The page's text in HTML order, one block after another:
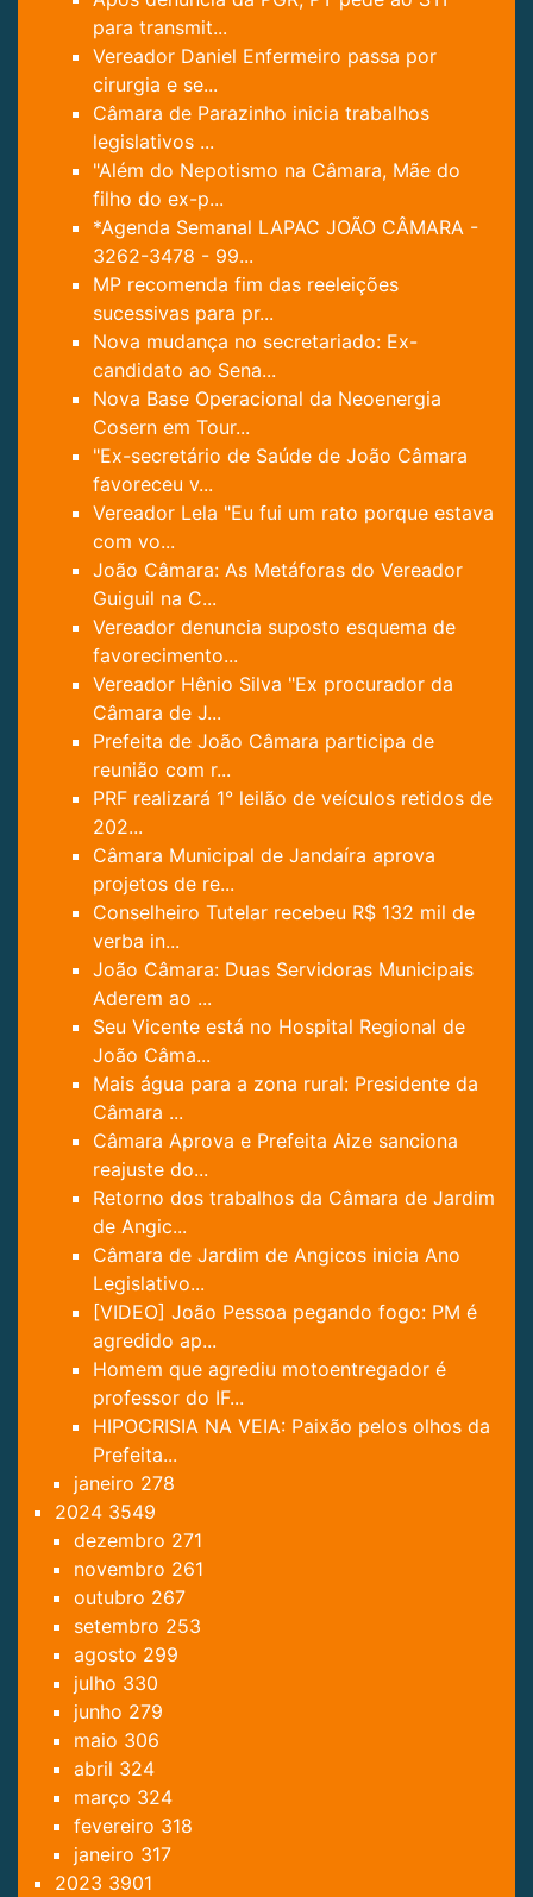
para transmit...
Vereador Daniel Enfermeiro passa por
cirurgia e se...
Câmara de Parazinho inicia trabalhos
legislativos ...
"Além do Nepotismo na Câmara, Mãe do
filho do ex-p...
*Agenda Semanal LAPAC JOÃO CÂMARA -
3262-3478 - 99...
MP recomenda fim das reeleições
sucessivas para pr...
Nova mudança no secretariado: Ex-
candidato ao Sena...
Nova Base Operacional da Neoenergia
Cosern em Tour...
"Ex-secretário de Saúde de João Câmara
favoreceu v...
Vereador Lela "Eu fui um rato porque estava
com vo...
João Câmara: As Metáforas do Vereador
Guiguil na C...
Vereador denuncia suposto esquema de
favorecimento...
Vereador Hênio Silva "Ex procurador da
Câmara de J...
Prefeita de João Câmara participa de
reunião com r...
PRF realizará 1° leilão de veículos retidos de
202...
Câmara Municipal de Jandaíra aprova
projetos de re...
Conselheiro Tutelar recebeu R$ 132 mil de
verba in...
João Câmara: Duas Servidoras Municipais
Aderem ao ...
Seu Vicente está no Hospital Regional de
João Câma...
Mais água para a zona rural: Presidente da
Câmara ...
Câmara Aprova e Prefeita Aize sanciona
reajuste do...
Retorno dos trabalhos da Câmara de Jardim
de Angic...
Câmara de Jardim de Angicos inicia Ano
Legislativo...
[VIDEO] João Pessoa pegando fogo: PM é
agredido ap...
Homem que agrediu motoentregador é
professor do IF...
HIPOCRISIA NA VEIA: Paixão pelos olhos da
Prefeita...
janeiro 278
2024 3549
dezembro 271
novembro 261
outubro 267
setembro 253
agosto 299
julho 330
junho 279
maio 306
abril 324
março 324
fevereiro 318
janeiro 317
2023 3901